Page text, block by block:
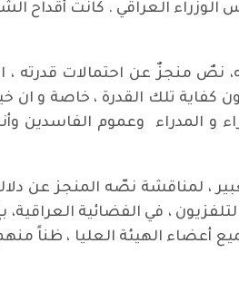
العراقي . كانت أقداح
منجزٌ عن احتمالات قدرته ،
كفاية تلك القدرة ، خاصة و ان
و المدراء وعموم الفاسدين
لمناقشة نصّه المنجز عن دلالة
، في الفضائية
أعضاء الهيئة العليا ، ظناً